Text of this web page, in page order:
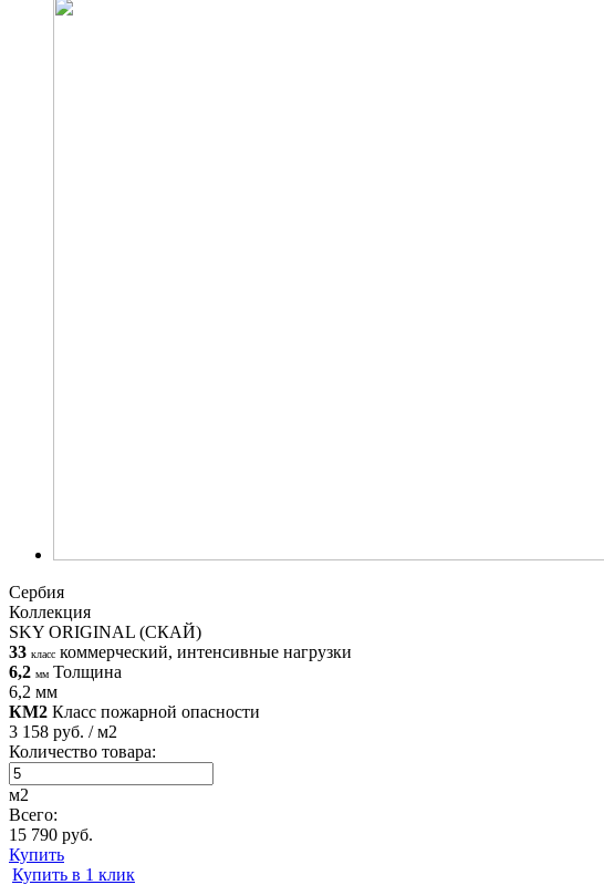
Сербия
Коллекция
SKY ORIGINAL (СКАЙ)
33 класс коммерческий, интенсивные нагрузки
6,2 мм Толщина
6,2 мм
КМ2 Класс пожарной опасности
3 158 руб. / м2
Количество товара:
м2
Всего:
15 790 руб.
Купить
Купить в 1 клик